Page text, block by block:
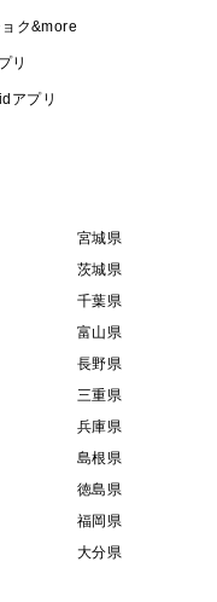
ク&more
リ
アプリ
宮城県
茨城県
千葉県
富山県
長野県
三重県
兵庫県
島根県
徳島県
福岡県
大分県